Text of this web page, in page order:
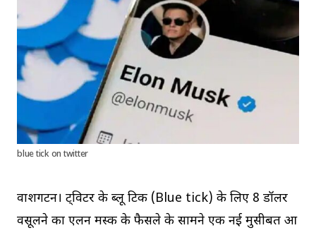
blue tick on twitter
वाशिंगटन। ट्विटर के ब्लू टिक (Blue tick) के लिए 8 डॉलर
वसूलने का एलन मस्क के फैसले के सामने एक नई मुसीबत आ